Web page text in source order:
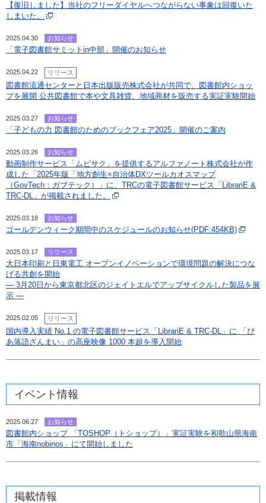
【復旧しました】当社のフリーダイヤルへつながらない事象は回復いた
しまいた。
2025.04.30 お知らせ
「電子図書館サミットin中部」開催のお知らせ
2025.04.22 リリース
図書館流通センターと日本出版販売株式会社が共同で、図書館内ショッ
プを展開 公共図書館で本や文具雑貨、地域商材を販売する実証実験開始
2025.03.27 お知らせ
「子どもの力 図書館のためのブックフェア2025」開催のご案内
2025.03.26 お知らせ
動画制作サービス「ムビサク」を提供するアルファノート株式会社が作
成した「2025年版「地方創生×自治体DXツールカオスマップ
（GovTech：ガブテック）」に、TRCの電子図書館サービス「LibrariE &
TRC-DL」が掲載されました。
2025.03.18 お知らせ
ゴールデンウィーク期間中のスケジュールのお知らせ(PDF:454KB)
2025.03.17 リリース
大日本印刷と日東電工 オープンイノベーションで環境問題の解決につな
げる共創を開始
― 3月20日から東京都北区のジェイトエルでアップサイクルした製品を展
示 ―
2025.02.05 リリース
国内導入実績 No.1 の電子図書館サービス「LibrariE & TRC-DL」に 「ぴ
あ落語ざんまい」の高座映像 1000 本超を導入開始
イベント情報
2025.06.27 お知らせ
図書館内ショップ 「TOSHOP（トショップ）」実証実験を和歌山県海南
市「海南nobinos」にて開始しました
掲載情報